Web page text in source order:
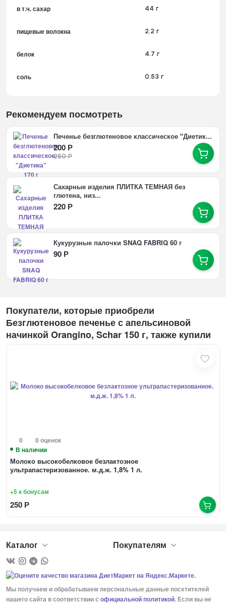
в т.ч. сахар 44 г
пищевые волокна 2.2 г
белок 4.7 г
соль 0.53 г
Рекомендуем посмотреть
Печенье безглютеновое классическое "Диетик...
200 Р
250Р
Сахарные изделия ПЛИТКА ТЕМНАЯ без
глютена, низ...
220 Р
Кукурузные палочки SNAQ FABRIQ 60 г
90 Р
Покупатели, которые приобрели
Безглютеновое печенье с апельсиновой
начинкой Orangino, Schar 150 г, также купили
0
0 оценок
В наличии
Молоко высокобелковое безлактозное
ультрапастеризованное. м.д.ж. 1,8% 1 л.
+5 к бонусам
250 Р
Каталог Покупателям
Мы получаем и обрабатываем персональные данные посетителей
нашего сайта в соответствии софициальной политикой. Если вы не